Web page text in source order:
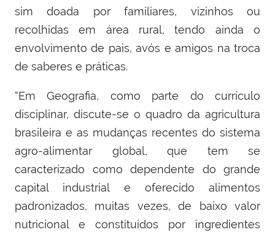
sim doada por familiares, vizinhos ou
recolhidas em área rural, tendo ainda o
envolvimento de pais, avós e amigos na troca
de saberes e práticas.
“Em Geografia, como parte do currículo
disciplinar, discute-se o quadro da agricultura
brasileira e as mudanças recentes do sistema
agro-alimentar global, que tem se
caracterizado como dependente do grande
capital industrial e oferecido alimentos
padronizados, muitas vezes, de baixo valor
nutricional e constituídos por ingredientes